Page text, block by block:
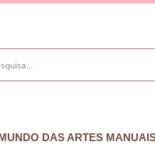
DAS ARTES